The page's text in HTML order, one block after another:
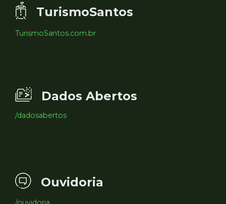
TurismoSantos
TurismoSantos.com.br
Dados Abertos
/dadosabertos
Ouvidoria